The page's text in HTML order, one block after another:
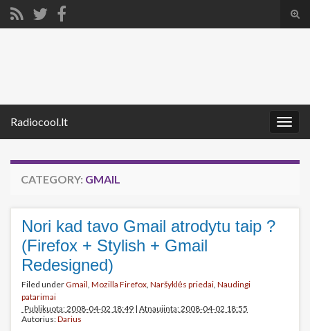
Radiocool.lt
CATEGORY: GMAIL
Nori kad tavo Gmail atrodytu taip ?
(Firefox + Stylish + Gmail
Redesigned)
Filed underGmail, Mozilla Firefox, Naršyklės priedai, Naudingi
patarimai
Publikuota: 2008-04-02 18:49 | Atnaujinta: 2008-04-02 18:55
Autorius:Darius